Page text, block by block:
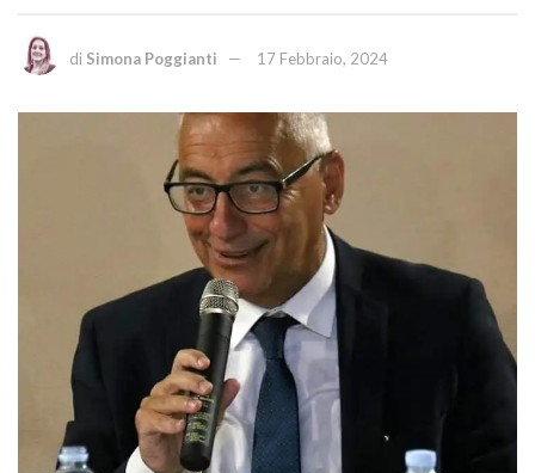
di Simona Poggianti 17 Febbraio, 2024